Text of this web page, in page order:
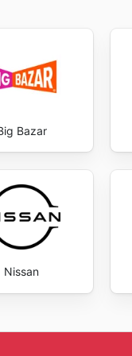
aankoop. Het is
nieuwe
Klanten die
van exclusieve
Vouwfietsen
met besparen."
Bazar
Nissan